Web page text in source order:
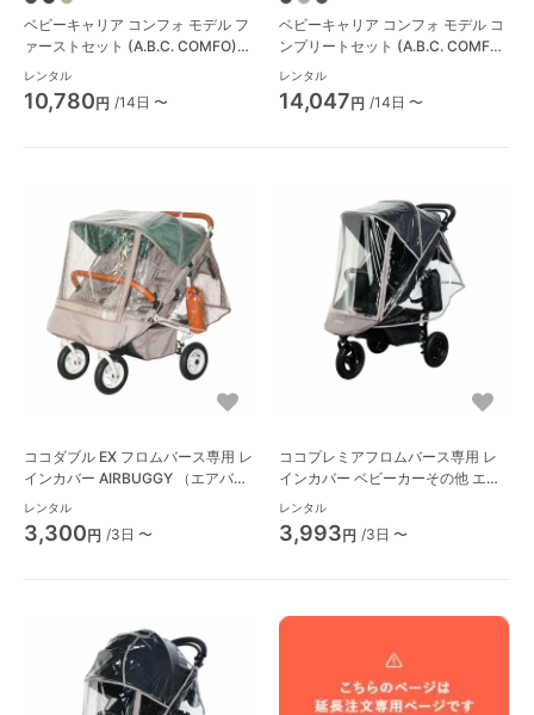
ベビーキャリア コンフォ モデル フ
ァーストセット (A.B.C. COMFO)
抱っこ紐・おんぶ紐 エアバギー
(Airbuggy)
レンタル
10,780円 /14日 〜
ベビーキャリア コンフォ モデル コ
ンプリートセット (A.B.C. COMFO)
抱っこ紐・おんぶ紐 エアバギー
(Airbuggy)
レンタル
14,047円 /14日 〜
ココダブル EX フロムバース専用 レ
インカバー AIRBUGGY （エアバギ
ー） ベビーカーその他 エアバギー
(Airbuggy)
レンタル
3,300円 /3日 〜
ココプレミアフロムバース専用 レ
インカバー ベビーカーその他 エア
バギー(Airbuggy)
レンタル
3,993円 /3日 〜